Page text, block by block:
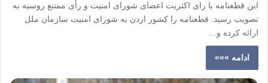
این قطعنامه با رای اکثریت اعضای شورای امنیت و رأی ممتنع روسیه به
تصویب رسید. قطعنامه‌ را کشور اردن به شورای امنیت سازمان ملل
ارائه کرده و…
ادامه »»»